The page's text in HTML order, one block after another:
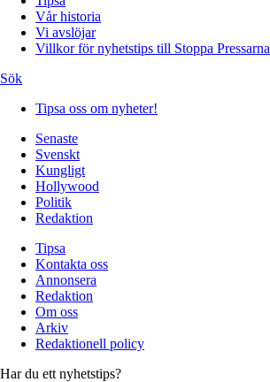
Vår historia
Vi avslöjar
Villkor för nyhetstips till Stoppa Pressarna
Sök
Tipsa oss om nyheter!
Senaste
Svenskt
Kungligt
Hollywood
Politik
Redaktion
Tipsa
Kontakta oss
Annonsera
Redaktion
Om oss
Arkiv
Redaktionell policy
Har du ett nyhetstips?